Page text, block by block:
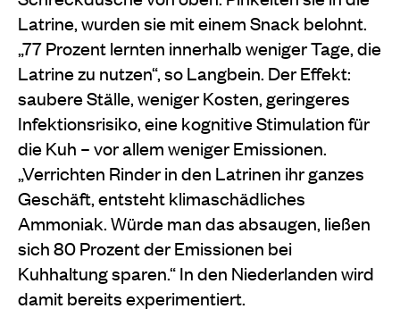
Latrine, wurden sie mit einem Snack belohnt.
„77 Prozent lernten innerhalb weniger Tage, die
Latrine zu nutzen“, so Langbein. Der Effekt:
saubere Ställe, weniger Kosten, geringeres
Infektionsrisiko, eine kognitive Stimulation für
die Kuh – vor allem weniger Emissionen.
„Verrichten Rinder in den Latrinen ihr ganzes
Geschäft, entsteht klimaschädliches
Ammoniak. Würde man das absaugen, ließen
sich 80 Prozent der Emissionen bei
Kuhhaltung sparen.“ In den Niederlanden wird
damit bereits experimentiert.